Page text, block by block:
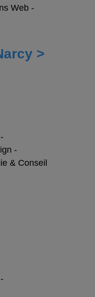
Web -
>
-
-
& Conseil
-